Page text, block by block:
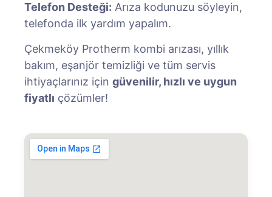
Telefon Desteği: Arıza kodunuzu söyleyin,
telefonda ilk yardım yapalım.
Çekmeköy Protherm kombi arızası, yıllık
bakım, eşanjör temizliği ve tüm servis
ihtiyaçlarınız için güvenilir, hızlı ve uygun
fiyatlı çözümler!